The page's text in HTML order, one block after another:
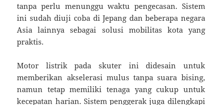
tanpa perlu menunggu waktu pengecasan. Sistem
ini sudah diuji coba di Jepang dan beberapa negara
Asia lainnya sebagai solusi mobilitas kota yang
praktis.
Motor listrik pada skuter ini didesain untuk
memberikan akselerasi mulus tanpa suara bising,
namun tetap memiliki tenaga yang cukup untuk
kecepatan harian. Sistem penggerak juga dilengkapi